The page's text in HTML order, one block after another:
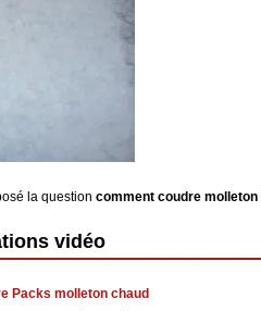
la question comment coudre molleton
vidéo
Packs molleton chaud